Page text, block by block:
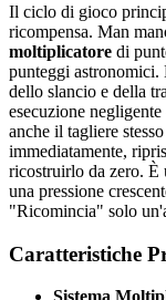
Il ciclo di gioco
ricompensa. Man
moltiplicatore di
punteggi astronomici.
dello slancio e della
esecuzione
anche il tagliere
immediatamente,
ricostruirlo da zero. È
una pressione
"Ricomincia" solo
Caratteristiche